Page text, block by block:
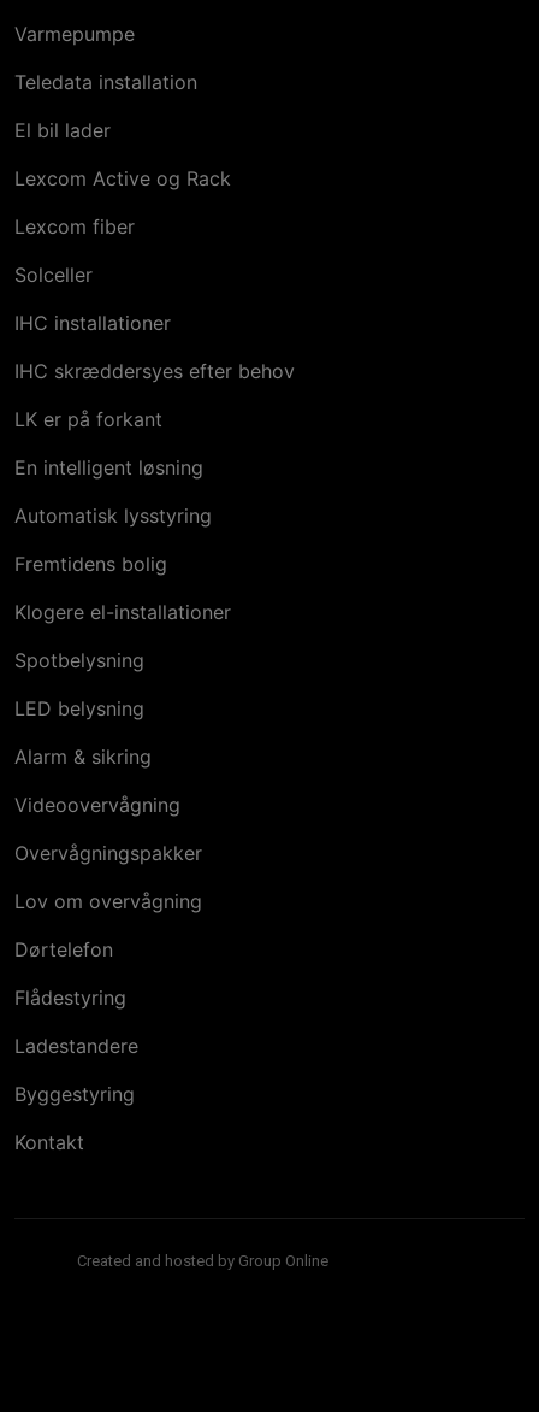
Varmepumpe
Teledata installation
El bil​ lader
Lexcom Active og Rack
Lexcom fiber
Solceller
IHC installationer
IHC skræddersyes efter behov
LK er på forkant
En intelligent løsning
Automatisk lysstyring
Fremtidens bolig
Klogere el-installationer
Spotbelysning
LED belysning
Alarm & sikring
Videoovervågning
Overvågningspakker
Lov om overvågning
Dørtelefon
Flådestyring
Ladestandere
Byggestyring
Kontakt
Created and hosted by Group Online